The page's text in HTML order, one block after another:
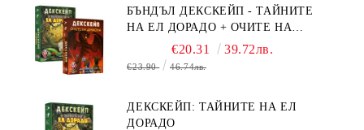
БЪНДЪЛ ДЕКСКЕЙП - ТАЙНИТЕ
НА ЕЛ ДОРАДО + ОЧИТЕ НА
ДРАКОНА€20.31 39.72лв.
€23.90 46.74лв.
ДЕКСКЕЙП: ТАЙНИТЕ НА ЕЛ
ДОРАДО